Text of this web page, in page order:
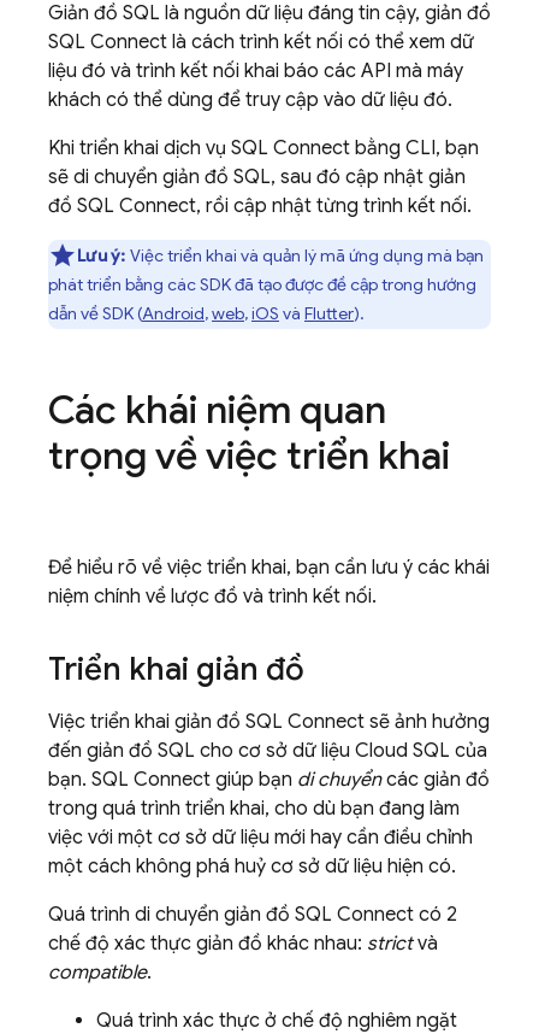
Giản đồ SQL là nguồn dữ liệu đáng tin cậy, giản đồ
SQL Connect là cách trình kết nối có thể xem dữ
liệu đó và trình kết nối khai báo các API mà máy
khách có thể dùng để truy cập vào dữ liệu đó.
Khi triển khai dịch vụ SQL Connect bằng CLI, bạn
sẽ di chuyển giản đồ SQL, sau đó cập nhật giản
đồ SQL Connect, rồi cập nhật từng trình kết nối.
Lưu ý: Việc triển khai và quản lý mã ứng dụng mà bạn
phát triển bằng các SDK đã tạo được đề cập trong hướng
dẫn về SDK (Android,web,iOS và Flutter).
Các khái niệm quan
trọng về việc triển khai
Để hiểu rõ về việc triển khai, bạn cần lưu ý các khái
niệm chính về lược đồ và trình kết nối.
Triển khai giản đồ
Việc triển khai giản đồ SQL Connect sẽ ảnh hưởng
đến giản đồ SQL cho cơ sở dữ liệu Cloud SQL của
bạn. SQL Connect giúp bạn di chuyểncác giản đồ
trong quá trình triển khai, cho dù bạn đang làm
việc với một cơ sở dữ liệu mới hay cần điều chỉnh
một cách không phá huỷ cơ sở dữ liệu hiện có.
Quá trình di chuyển giản đồ SQL Connect có 2
chế độ xác thực giản đồ khác nhau: strictvà
compatible.
Quá trình xác thực ở chế độ nghiêm ngặt